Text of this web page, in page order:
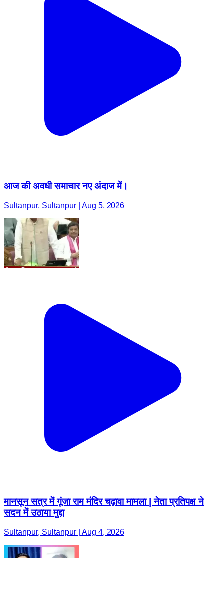
आज की अवधी समाचार नए अंदाज में।
Sultanpur, Sultanpur | Aug 5, 2026
मानसून सत्र में गूंजा राम मंदिर चढ़ावा मामला | नेता प्रतिपक्ष ने
सदन में उठाया मुद्दा
Sultanpur, Sultanpur | Aug 4, 2026